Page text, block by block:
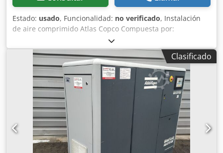
Estado: usado, Funcionalidad: no verificado, Instalación
de aire comprimido Atlas Copco Compuesta por:
Compresor GA18 Plus, año de fabricación 2007 Dcjdpfxevx
Nmfj Acyjk Compresor GA11VSD+FF, año de fabricación
2017 Control ES 6 Incluye depósito de 1000 l GA11VSD+FF
año 2017, horas de funcionamiento: aprox. 20.000 GA18
PLUS año 2007, horas de funcionamiento: aprox. 58.000 El
comprador es responsable de la desmontaje profesional.
Carretilla elevadora disponible.
Clasificado